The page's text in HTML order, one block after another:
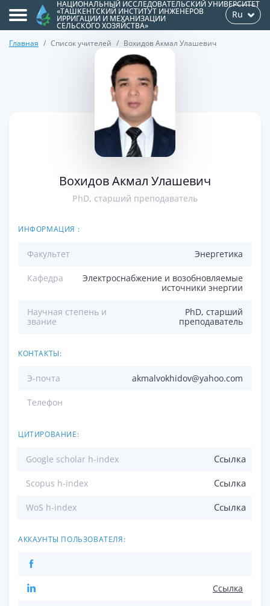
НАЦИОНАЛЬНЫЙ ИССЛЕДОВАТЕЛЬСКИЙ УНИВЕРСИТЕТ
«ТАШКЕНТСКИЙ ИНСТИТУТ ИНЖЕНЕРОВ
ИРРИГАЦИИ И МЕХАНИЗАЦИИ
СЕЛЬСКОГО ХОЗЯЙСТВА»
Ru
Главная Список учителей Вохидов Акмал Улашевич
Вохидов Акмал Улашевич
PhD, старший преподаватель
ИНФОРМАЦИЯ :
Факультет Энергетикa
Кафедра
Электроснабжение и возобновляемые
источники энергии
Научная степень и
звание
PhD, старший
преподаватель
КОНТАКТЫ:
Э-почта akmalvokhidov@yahoo.com
Телефон
ЦИТИРОВАНИЕ:
Google scholar h-index Ссылка
Scopus h-index Ссылка
WoS h-index Ссылка
АККАУНТЫ ПОЛЬЗОВАТЕЛЯ:
Ссылка